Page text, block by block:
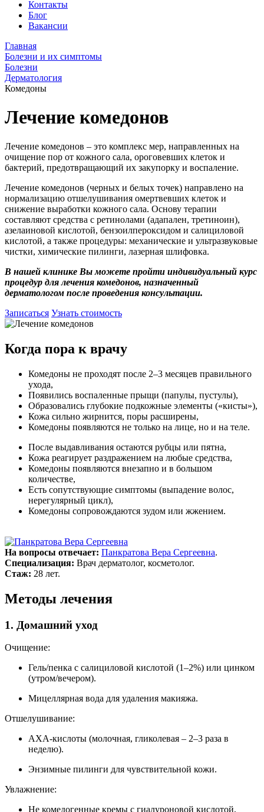
Контакты
Блог
Вакансии
Главная
Болезни и их симптомы
Болезни
Дерматология
Комедоны
Лечение комедонов
Лечение комедонов – это комплекс мер, направленных на
очищение пор от кожного сала, ороговевших клеток и
бактерий, предотвращающий их закупорку и воспаление.
Лечение комедонов (черных и белых точек) направлено на
нормализацию отшелушивания омертвевших клеток и
снижение выработки кожного сала. Основу терапии
составляют средства с ретинолами (адапален, третиноин),
азелаиновой кислотой, бензоилпероксидом и салициловой
кислотой, а также процедуры: механические и ультразвуковые
чистки, химические пилинги, лазерная шлифовка.
В нашей клинике Вы можете пройти индивидуальный курс
процедур для лечения комедонов, назначенный
дерматологом после проведения консультации.
Записаться Узнать стоимость
Когда пора к врачу
Комедоны не проходят после 2–3 месяцев правильного
ухода,
Появились воспаленные прыщи (папулы, пустулы),
Образовались глубокие подкожные элементы («кисты»),
Кожа сильно жирнится, поры расширены,
Комедоны появляются не только на лице, но и на теле.
После выдавливания остаются рубцы или пятна,
Кожа реагирует раздражением на любые средства,
Комедоны появляются внезапно и в большом
количестве,
Есть сопутствующие симптомы (выпадение волос,
нерегулярный цикл),
Комедоны сопровождаются зудом или жжением.
На вопросы отвечает: Панкратова Вера Сергеевна.
Специализация: Врач дерматолог, косметолог.
Стаж: 28 лет.
Методы лечения
1. Домашний уход
Очищение:
Гель/пенка с салициловой кислотой (1–2%) или цинком
(утром/вечером).
Мицеллярная вода для удаления макияжа.
Отшелушивание:
АХА-кислоты (молочная, гликолевая – 2–3 раза в
неделю).
Энзимные пилинги для чувствительной кожи.
Увлажнение:
Не комедогенные кремы с гиалуроновой кислотой,